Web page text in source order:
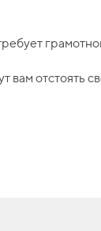
отстоять